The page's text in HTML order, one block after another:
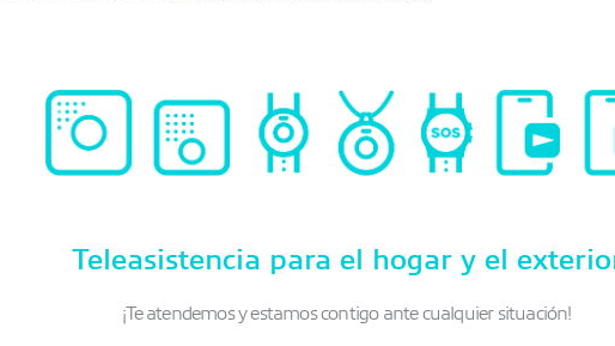
Teleasistencia para el hogar y el
¡Te atendemos y estamos contigo ante cualquier situación!